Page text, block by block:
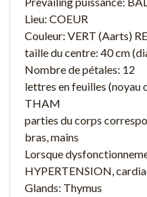
Lieu: COEUR
Couleur: VERT (Aarts)
taille du centre: 40 cm
Nombre de pétales: 12
lettres en feuilles
THAM
parties du corps
bras, mains
Lorsque
HYPERTENSION,
Glands: Thymus